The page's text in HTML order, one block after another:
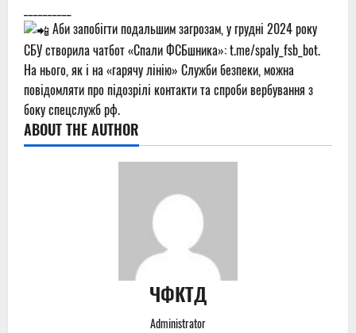
Аби запобігти подальшим загрозам, у грудні 2024 року
СБУ створила чатбот «Спали ФСБшника»:t.me/spaly_fsb_bot.
На нього, як і на «гарячу лінію» Служби безпеки, можна
повідомляти про підозрілі контакти та спроби вербування з
боку спецслужб рф.
ABOUT THE AUTHOR
ЧФКТД
Administrator